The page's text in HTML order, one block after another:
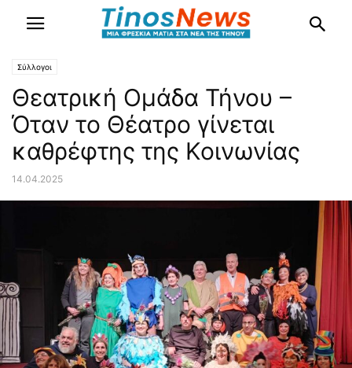
Σύλλογοι
Θεατρική Ομάδα Τήνου –
Όταν το Θέατρο γίνεται
καθρέφτης της Κοινωνίας
14.04.2025